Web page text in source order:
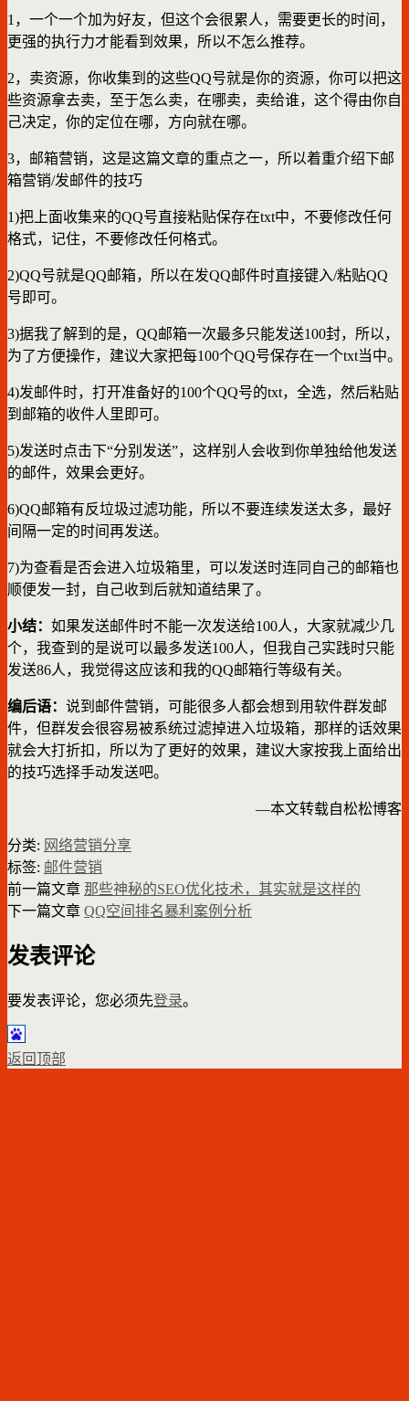
1，一个一个加为好友，但这个会很累人，需要更长的时间，
更强的执行力才能看到效果，所以不怎么推荐。
2，卖资源，你收集到的这些QQ号就是你的资源，你可以把这
些资源拿去卖，至于怎么卖，在哪卖，卖给谁，这个得由你自
己决定，你的定位在哪，方向就在哪。
3，邮箱营销，这是这篇文章的重点之一，所以着重介绍下邮
箱营销/发邮件的技巧
1)把上面收集来的QQ号直接粘贴保存在txt中，不要修改任何
格式，记住，不要修改任何格式。
2)QQ号就是QQ邮箱，所以在发QQ邮件时直接键入/粘贴QQ
号即可。
3)据我了解到的是，QQ邮箱一次最多只能发送100封，所以，
为了方便操作，建议大家把每100个QQ号保存在一个txt当中。
4)发邮件时，打开准备好的100个QQ号的txt，全选，然后粘贴
到邮箱的收件人里即可。
5)发送时点击下“分别发送”，这样别人会收到你单独给他发送
的邮件，效果会更好。
6)QQ邮箱有反垃圾过滤功能，所以不要连续发送太多，最好
间隔一定的时间再发送。
7)为查看是否会进入垃圾箱里，可以发送时连同自己的邮箱也
顺便发一封，自己收到后就知道结果了。
小结： 如果发送邮件时不能一次发送给100人，大家就减少几
个，我查到的是说可以最多发送100人，但我自己实践时只能
发送86人，我觉得这应该和我的QQ邮箱行等级有关。
编后语： 说到邮件营销，可能很多人都会想到用软件群发邮
件，但群发会很容易被系统过滤掉进入垃圾箱，那样的话效果
就会大打折扣，所以为了更好的效果，建议大家按我上面给出
的技巧选择手动发送吧。
—本文转载自松松博客
分类: 网络营销分享
标签: 邮件营销
前一篇文章 那些神秘的SEO优化技术，其实就是这样的
下一篇文章 QQ空间排名暴利案例分析
发表评论
要发表评论，您必须先登录。
返回顶部